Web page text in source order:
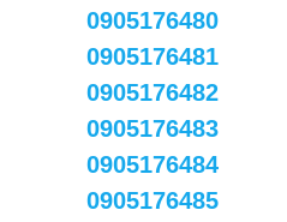
0905176480
0905176481
0905176482
0905176483
0905176484
0905176485